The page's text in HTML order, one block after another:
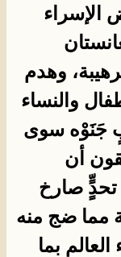
الإسراء
وهدم
والنساء
جَنَوْه سوى
أن
تحدٍٍّ صارخ
مما ضج منه
بما